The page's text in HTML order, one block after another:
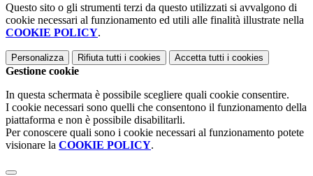
Questo sito o gli strumenti terzi da questo utilizzati si avvalgono di
cookie necessari al funzionamento ed utili alle finalità illustrate nella
COOKIE POLICY.
Personalizza Rifiuta tutti i cookies Accetta tutti i cookies
Gestione cookie
In questa schermata è possibile scegliere quali cookie consentire.
I cookie necessari sono quelli che consentono il funzionamento della
piattaforma e non è possibile disabilitarli.
Per conoscere quali sono i cookie necessari al funzionamento potete
visionare la COOKIE POLICY.